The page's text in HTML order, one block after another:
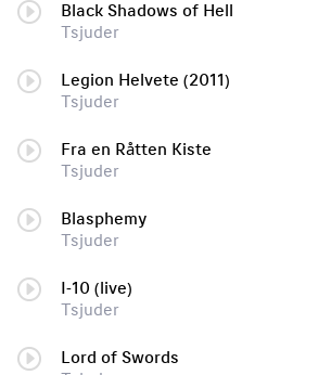
Black Shadows of Hell
Tsjuder
Legion Helvete (2011)
Tsjuder
Fra en Råtten Kiste
Tsjuder
Blasphemy
Tsjuder
I-10 (live)
Tsjuder
Lord of Swords